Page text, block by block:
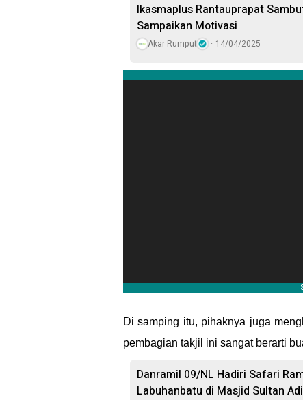
Ikasmaplus Rantauprapat
Sampaikan Motivasi
Akar Rumput 14/04/2025
Di samping itu, pihaknya juga
pembagian takjil ini sangat berarti
Danramil 09/NL Hadiri Safari
Labuhanbatu di Masjid Sultan